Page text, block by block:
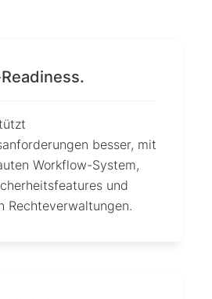
besser, mit
Workflow-System,
und
Rechteverwaltungen.